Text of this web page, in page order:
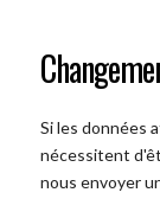
Si les données
nécessitent
nous envoyer